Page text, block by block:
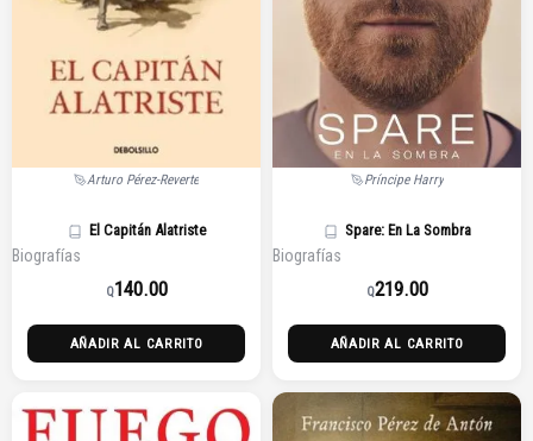
Arturo Pérez-Reverte
El Capitán Alatriste
Biografías
Q140.00
AÑADIR AL CARRITO
Príncipe Harry
Spare: En La Sombra
Biografías
Q219.00
AÑADIR AL CARRITO